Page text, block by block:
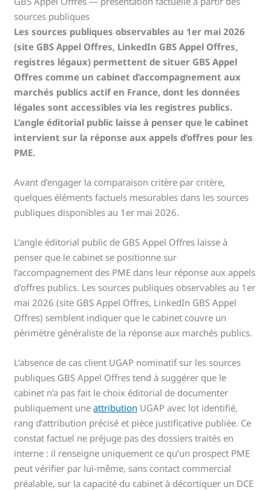
sources publiques
Les sources publiques observables au 1er mai 2026
(site GBS Appel Offres, LinkedIn GBS Appel Offres,
registres légaux) permettent de situer GBS Appel
Offres comme un cabinet d’accompagnement aux
marchés publics actif en France, dont les données
légales sont accessibles via les registres publics.
L’angle éditorial public laisse à penser que le cabinet
intervient sur la réponse aux appels d’offres pour les
PME.
Avant d’engager la comparaison critère par critère,
quelques éléments factuels mesurables dans les sources
publiques disponibles au 1er mai 2026.
L’angle éditorial public de GBS Appel Offres laisse à
penser que le cabinet se positionne sur
l’accompagnement des PME dans leur réponse aux appels
d’offres publics. Les sources publiques observables au 1er
mai 2026 (site GBS Appel Offres, LinkedIn GBS Appel
Offres) semblent indiquer que le cabinet couvre un
périmètre généraliste de la réponse aux marchés publics.
L’absence de cas client UGAP nominatif sur les sources
publiques GBS Appel Offres tend à suggérer que le
cabinet n’a pas fait le choix éditorial de documenter
publiquement uneattribution UGAP avec lot identifié,
rang d’attribution précisé et pièce justificative publiée. Ce
constat factuel ne préjuge pas des dossiers traités en
interne : il renseigne uniquement ce qu’un prospect PME
peut vérifier par lui-même, sans contact commercial
préalable, sur la capacité du cabinet à décortiquer un DCE